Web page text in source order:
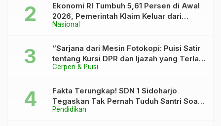
Nasional
Ekonomi RI Tumbuh 5,61 Persen di Awal
2026, Pemerintah Klaim Keluar dari
“Kutukan” 5 Persen
Cerpen & Puisi
“Sarjana dari Mesin Fotokopi: Puisi Satir
tentang Kursi DPR dan Ijazah yang Terlalu
Rapi”
Pendidikan
Fakta Terungkap! SDN 1 Sidoharjo
Tegaskan Tak Pernah Tuduh Santri Soal
Kaca Pecah